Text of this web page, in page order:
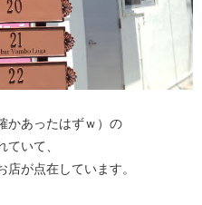
かあったはずｗ）の
いて、
が点在しています。